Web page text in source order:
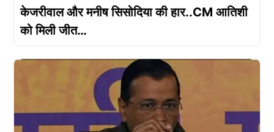
केजरीवाल और मनीष सिसोदिया की हार..CM आतिशी
को मिली जीत…